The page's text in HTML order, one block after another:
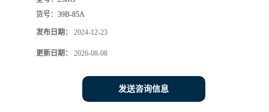
货号： 39B-85A
发布日期： 2024-12-23
更新日期： 2026-08-08
发送咨询信息